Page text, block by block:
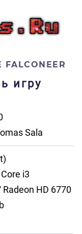
FALCONEER
игру
Sala
i3
Radeon HD 6770